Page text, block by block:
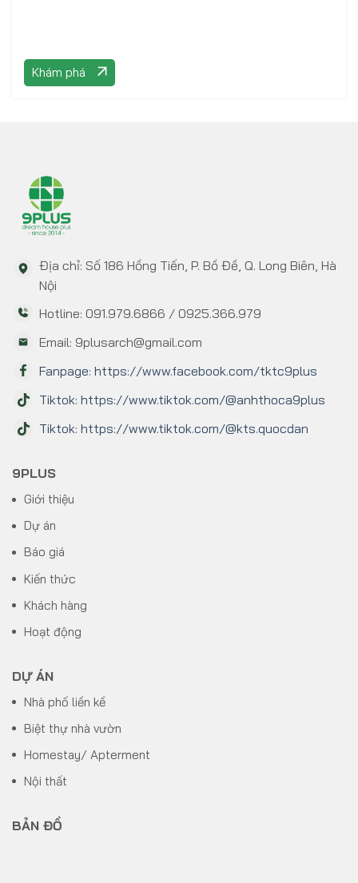
Khám phá
Địa chỉ: Số 186 Hồng Tiến, P. Bồ Đề, Q. Long Biên, Hà
Nội
Hotline: 091.979.6866 / 0925.366.979
Email: 9plusarch@gmail.com
Fanpage: https://www.facebook.com/tktc9plus
Tiktok: https://www.tiktok.com/@anhthoca9plus
Tiktok: https://www.tiktok.com/@kts.quocdan
9PLUS
Giới thiệu
Dự án
Báo giá
Kiến thức
Khách hàng
Hoạt động
DỰ ÁN
Nhà phố liền kề
Biệt thự nhà vườn
Homestay/ Apterment
Nội thất
BẢN ĐỒ